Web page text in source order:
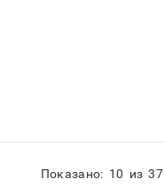
Показано: 10 из 37